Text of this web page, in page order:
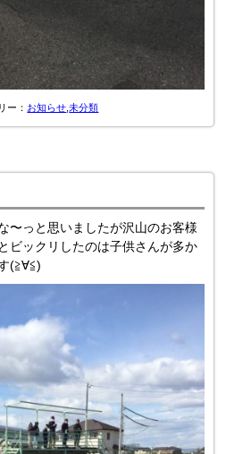
ー： お知らせ ,未分類
〜っと思いましたが沢山のお客様
ビックリしたのは子供さんが多か
(≧∀≦)